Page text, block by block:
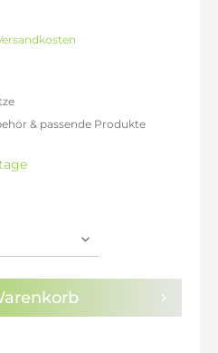
zur
€
€
€
€
& passende Produkte